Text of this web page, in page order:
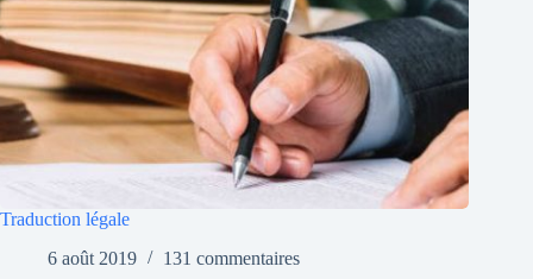
Traduction légale
6 août 2019
131 commentaires